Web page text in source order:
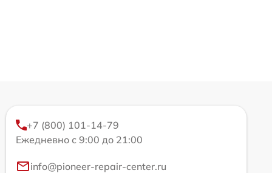
+7 (800) 101-14-79
Ежедневно с 9:00 до 21:00
info@pioneer-repair-center.ru